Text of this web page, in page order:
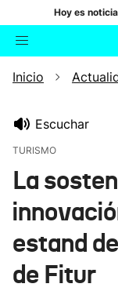
Hoy es noticia
Buscador
Inicio
Escuchar
TURISMO
La
estand
de Fitur